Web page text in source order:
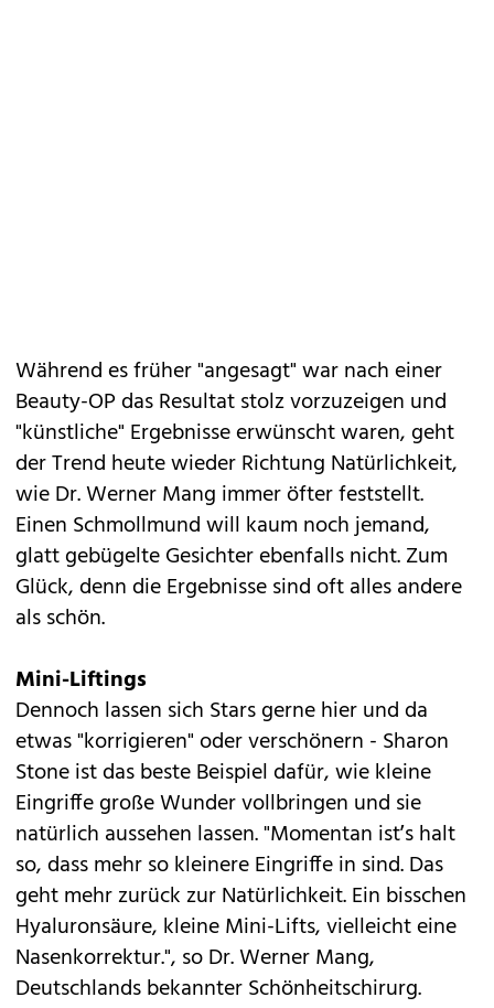
Während es früher "angesagt" war nach einer
Beauty-OP das Resultat stolz vorzuzeigen und
"künstliche" Ergebnisse erwünscht waren, geht
der Trend heute wieder Richtung Natürlichkeit,
wie Dr. Werner Mang immer öfter feststellt.
Einen Schmollmund will kaum noch jemand,
glatt gebügelte Gesichter ebenfalls nicht. Zum
Glück, denn die Ergebnisse sind oft alles andere
als schön.
Mini-Liftings
Dennoch lassen sich Stars gerne hier und da
etwas "korrigieren" oder verschönern - Sharon
Stone ist das beste Beispiel dafür, wie kleine
Eingriffe große Wunder vollbringen und sie
natürlich aussehen lassen. "Momentan ist’s halt
so, dass mehr so kleinere Eingriffe in sind. Das
geht mehr zurück zur Natürlichkeit. Ein bisschen
Hyaluronsäure, kleine Mini-Lifts, vielleicht eine
Nasenkorrektur.", so Dr. Werner Mang,
Deutschlands bekannter Schönheitschirurg.